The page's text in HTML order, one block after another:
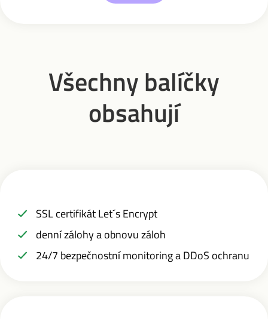
Všechny balíčky
obsahují
SSL certifikát Let´s Encrypt
denní zálohy a obnovu záloh
24/7 bezpečnostní monitoring a DDoS ochranu